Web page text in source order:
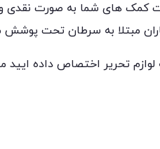
کمک های شما به صورت نقدی و
مبتلا به سرطان تحت پوشش
تحریر اختصاص داده ایید